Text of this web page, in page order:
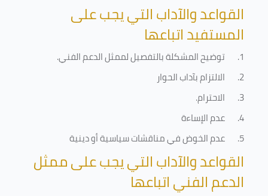
القواعد والآداب التي يجب على
المستفيد اتباعها
1. توضيح المشكلة بالتفصيل لممثل الدعم الفني.
2.
الالتزام بآداب الحوار
3.
الاحترام.
4.
عدم الإساءة
5.
عدم الخوض في مناقشات سياسية أو دينية
القواعد والآداب التي يجب على ممثل
الدعم الفني اتباعها